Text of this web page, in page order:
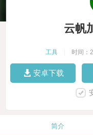
云帆
工具 时间：
安卓下载
简介